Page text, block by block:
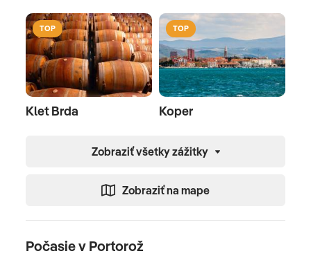
TOP
Klet Brda
TOP
Koper
Zobraziť všetky zážitky
Zobraziť na mape
Počasie v Portorož